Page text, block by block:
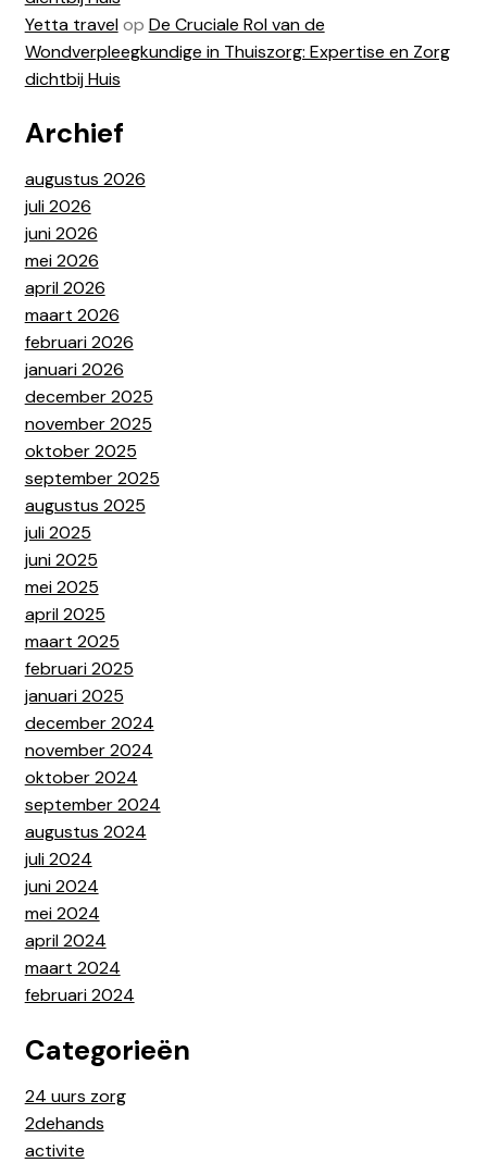
Yetta travelop De Cruciale Rol van de
Wondverpleegkundige in Thuiszorg: Expertise en Zorg
dichtbij Huis
Archief
augustus 2026
juli 2026
juni 2026
mei 2026
april 2026
maart 2026
februari 2026
januari 2026
december 2025
november 2025
oktober 2025
september 2025
augustus 2025
juli 2025
juni 2025
mei 2025
april 2025
maart 2025
februari 2025
januari 2025
december 2024
november 2024
oktober 2024
september 2024
augustus 2024
juli 2024
juni 2024
mei 2024
april 2024
maart 2024
februari 2024
Categorieën
24 uurs zorg
2dehands
activite